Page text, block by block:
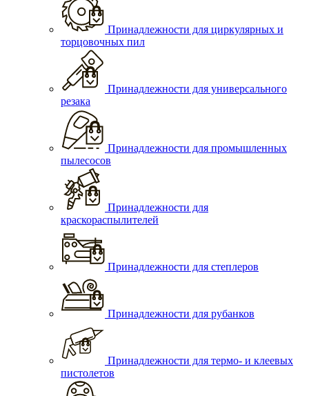
Принадлежности для циркулярных и
торцовочных пил
Принадлежности для универсального
резака
Принадлежности для промышленных
пылесосов
Принадлежности для
краскораспылителей
Принадлежности для степлеров
Принадлежности для рубанков
Принадлежности для термо- и клеевых
пистолетов